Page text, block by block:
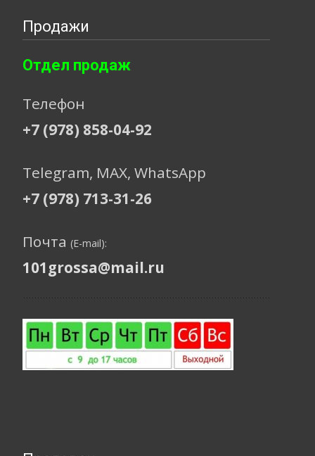
Продажи
Отдел продаж
Телефон
+7 (978) 858-04-92
Telegram, МАХ, WhatsApp
+7 (978) 713-31-26
Почта (E-mail):
101grossa@mail.ru